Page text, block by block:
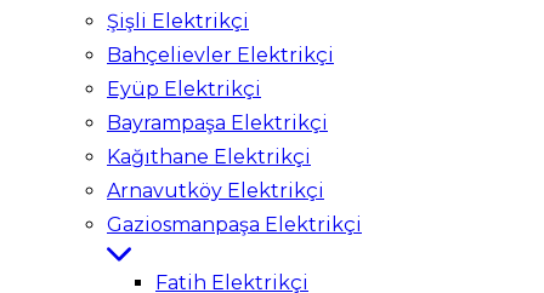
Şişli Elektrikçi
Bahçelievler Elektrikçi
Eyüp Elektrikçi
Bayrampaşa Elektrikçi
Kağıthane Elektrikçi
Arnavutköy Elektrikçi
Gaziosmanpaşa Elektrikçi
Fatih Elektrikçi